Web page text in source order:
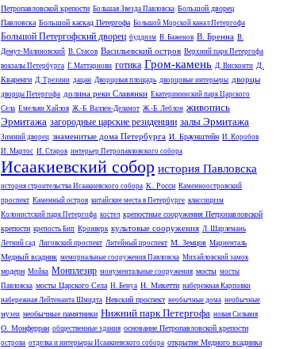
Петропавловской крепости Большая Звезда Павловска Большой дворец
Павловска Большой каскад Петергофа Большой Морской канал Петергофа
Большой Петергофский дворец буддизм В. Баженов В. Бренна В.
Демут-Малиновский В. Стасов Васильевский остров Верхний парк Петергофа
вокзалы Петербурга Г. Маттарнови готика Гром-камень Д. Висконти Д.
Кваренги Д. Трезини дацан Дворцовая площадь дворцовые интерьеры дворцы
дворцы Петергофа долина реки Славянки Екатерининский парк Царского
Села Емельян Хайлов Ж.-Б. Валлен-Деламот Ж.-Б. Леблон живопись
Эрмитажа загородные царские резиденции залы Эрмитажа
Зимний дворец знаменитые дома Петербурга И. Браунштейн И. Коробов
И. Мартос И. Старов интерьер Петропавловского собора
Исаакиевский собор история Павловска
история строительства Исаакиевского собора К. Росси Каменноостровский
проспект Каменный остров китайские места в Петербурге классицизм
Колонистский парк Петергофа костел крепостные сооружения Петропавловской
крепости крепость Бип Кронверк культовые сооружения Л. Шарлемань
Летний сад Лиговский проспект Литейный проспект М. Земцов Мариенталь
Медный всадник мемориальные сооружения Павловска Михайловский замок
модерн Мойка Монплезир монументальные сооружения мосты мосты
Павловска мосты Царского Села Н. Бенуа Н. Микетти набережная Карповки
набережная Лейтенанта Шмидта Невский проспект необычные дома необычные
музеи необычные памятники Нижний парк Петергофа новая Сильвия
О. Монферран общественные здания основание Петропавловской крепости
острова отделка и интерьеры Исаакиевского собора открытие Медного всадника